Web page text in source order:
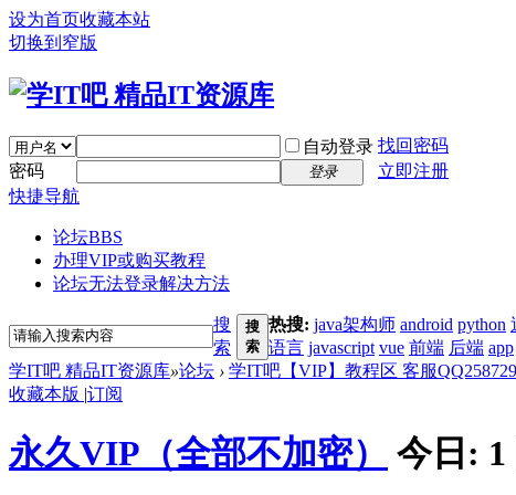
设为首页收藏本站
切换到窄版
自动登录 找回密码
密码
登录
立即注册
快捷导航
论坛BBS
办理VIP或购买教程
论坛无法登录解决方法
搜
索
搜
索
热搜: java架构师 android python
语言 javascript vue 前端 后端 app
学IT吧 精品IT资源库»论坛 › 学IT吧【VIP】教程区 客服
收藏本版 |订阅
永久VIP（全部不加密） 今日: 1